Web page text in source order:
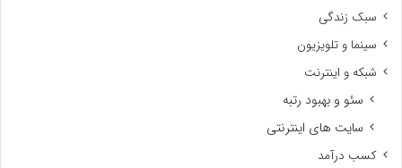
سبک زندگی
سینما و تلویزیون
شبکه و اینترنت
سئو و بهبود رتبه
سایت های اینترنتی
کسب درآمد